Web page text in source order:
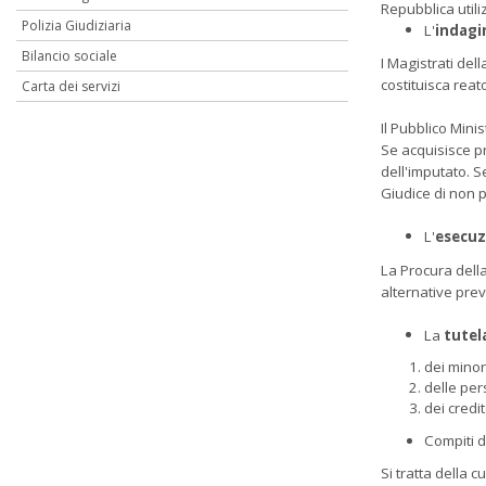
Polizia Giudiziaria
Bilancio sociale
Carta dei servizi
Repubblica
L'
I Magistrati
costituisca
Il Pubblico
Se acquisisce
dell'imputato.
Giudice di non
L'
La Procura
alternative
La
dei
delle
dei
Compiti
Si tratta della